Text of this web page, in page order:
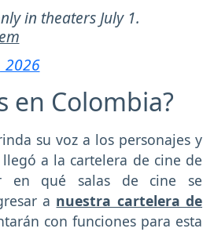
in theaters July 1.
2026
en Colombia?
su voz a los personajes y
llegó a la cartelera de cine de
en qué salas de cine se
a nuestra cartelera de
con funciones para esta